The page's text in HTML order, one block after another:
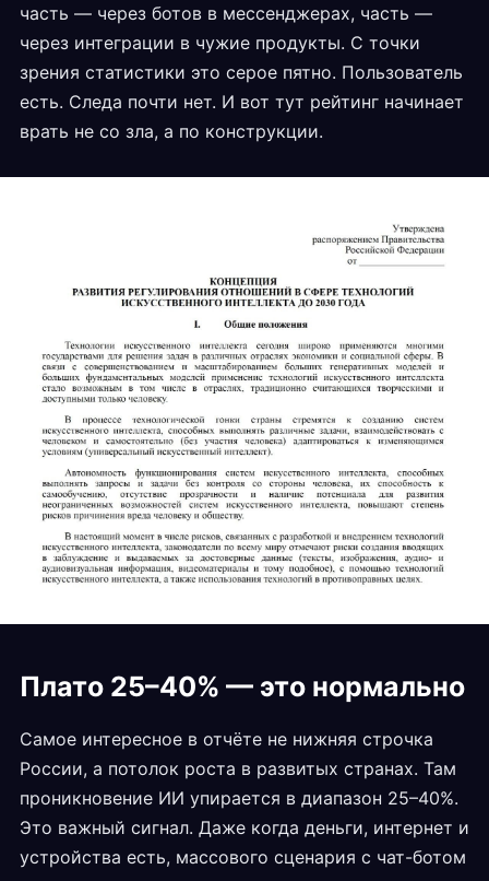
часть — через ботов в мессенджерах, часть —
через интеграции в чужие продукты. С точки
зрения статистики это серое пятно. Пользователь
есть. Следа почти нет. И вот тут рейтинг начинает
врать не со зла, а по конструкции.
Плато 25–40% — это нормально
Самое интересное в отчёте не нижняя строчка
России, а потолок роста в развитых странах. Там
проникновение ИИ упирается в диапазон 25–40%.
Это важный сигнал. Даже когда деньги, интернет и
устройства есть, массового сценария с чат-ботом